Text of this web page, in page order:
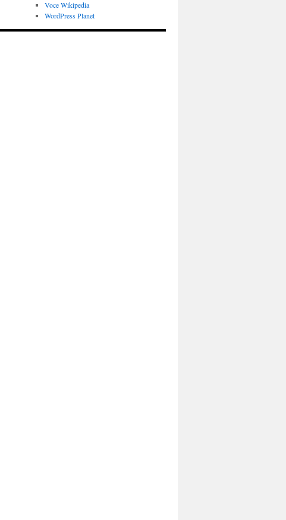
Voce Wikipedia
WordPress Planet